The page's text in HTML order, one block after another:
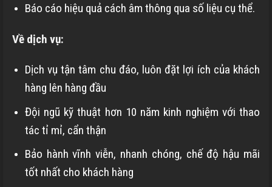
Báo cáo hiệu quả cách âm thông qua số liệu cụ thể.
Về dịch vụ:
Dịch vụ tận tâm chu đáo, luôn đặt lợi ích của khách
hàng lên hàng đầu
Đội ngũ kỹ thuật hơn 10 năm kinh nghiệm với thao
tác tỉ mỉ, cẩn thận
Bảo hành vĩnh viễn, nhanh chóng, chế độ hậu mãi
tốt nhất cho khách hàng